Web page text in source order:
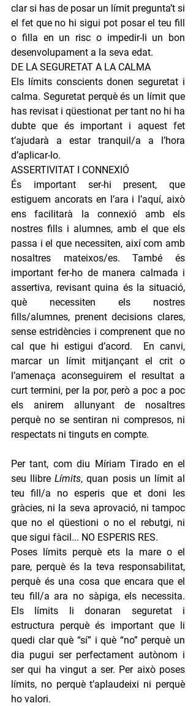
clar si has de posar un límit pregunta’t si
el fet que no hi sigui pot posar el teu fill
o filla en un risc o impedir-li un bon
desenvolupament a la seva edat.
DE LA SEGURETAT A LA CALMA
Els límits conscients donen seguretat i
calma. Seguretat perquè és un límit que
has revisat i qüestionat per tant no hi ha
dubte que és important i aquest fet
t’ajudarà a estar tranquil/a a l’hora
d’aplicar-lo.
ASSERTIVITAT I CONNEXIÓ
És important ser-hi present, que
estiguem ancorats en l’ara i l’aquí, això
ens facilitarà la connexió amb els
nostres fills i alumnes, amb el que els
passa i el que necessiten, així com amb
nosaltres mateixos/es. També és
important fer-ho de manera calmada i
assertiva, revisant quina és la situació,
què necessiten els nostres
fills/alumnes, prenent decisions clares,
sense estridències i comprenent que no
cal que hi estigui d’acord.  En canvi,
marcar un límit mitjançant el crit o
l’amenaça aconseguirem el resultat a
curt termini, per la por, però a poc a poc
els anirem allunyant de nosaltres
perquè no se sentiran ni compresos, ni
respectats ni tinguts en compte.
Per tant, com diu Míriam Tirado en el
seu llibre Límits, quan posis un límit al
teu fill/a no esperis que et doni les
gràcies, ni la seva aprovació, ni tampoc
que no el qüestioni o no el rebutgi, ni
que sigui fàcil... NO ESPERIS RES.
Poses límits perquè ets la mare o el
pare, perquè és la teva responsabilitat,
perquè és una cosa que encara que el
teu fill/a ara no sàpiga, els necessita.
Els límits li donaran seguretat i
estructura perquè és important que li
quedi clar què “sí” i què “no” perquè un
dia pugui ser perfectament autònom i
ser qui ha vingut a ser. Per això poses
límits, no perquè t’aplaudeixi ni perquè
ho valori.